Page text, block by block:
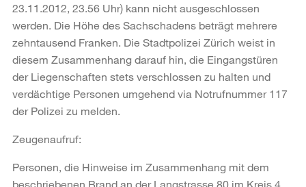
23.11.2012, 23.56 Uhr) kann nicht ausgeschlossen
werden. Die Höhe des Sachschadens beträgt mehrere
zehntausend Franken. Die Stadtpolizei Zürich weist in
diesem Zusammenhang darauf hin, die Eingangstüren
der Liegenschaften stets verschlossen zu halten und
verdächtige Personen umgehend via Notrufnummer 117
der Polizei zu melden.
Zeugenaufruf:
Personen, die Hinweise im Zusammenhang mit dem
beschriebenen Brand an der Langstrasse 80 im Kreis 4